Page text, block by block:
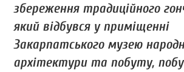
збереження традиційного
який відбувся у приміщенні
Закарпатського музею
архітектури та побуту,